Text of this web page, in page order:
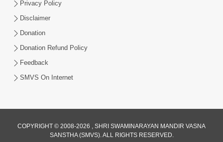
Privacy Policy
Disclaimer
Donation
Donation Refund Policy
Feedback
SMVS On Internet
COPYRIGHT © 2008-2026 , SHRI SWAMINARAYAN MANDIR VASNA
SANSTHA (SMVS). ALL RIGHTS RESERVED.